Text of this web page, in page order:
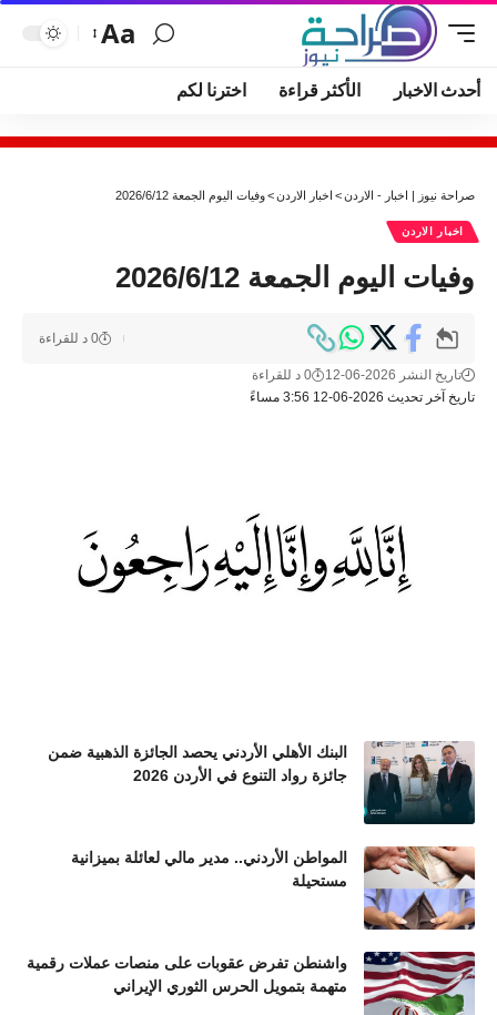
Aa
أحدث الاخبار الأكثر قراءة اخترنا لكم
صراحة نيوز | اخبار - الاردن> اخبار الاردن>وفيات اليوم الجمعة 2026/6/12
اخبار الاردن
وفيات اليوم الجمعة 2026/6/12
تاريخ آخر تحديث 2026-06-12 3:56 مساءً
تاريخ النشر 2026-06-12 0 د للقراءة
0 د للقراءة
البنك الأهلي الأردني يحصد الجائزة الذهبية ضمن
جائزة رواد التنوع في الأردن 2026
المواطن الأردني.. مدير مالي لعائلة بميزانية
مستحيلة
واشنطن تفرض عقوبات على منصات عملات رقمية
متهمة بتمويل الحرس الثوري الإيراني